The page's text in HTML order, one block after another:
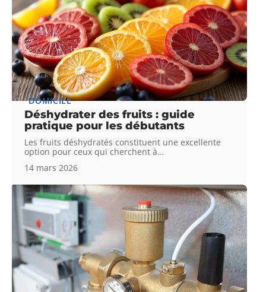
DOMICILE
Déshydrater des fruits : guide
pratique pour les débutants
Les fruits déshydratés constituent une excellente
option pour ceux qui cherchent à…
14 mars 2026